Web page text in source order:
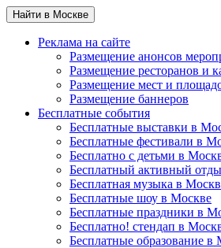
Найти в Москве
Реклама на сайте
Размещение анонсов
Размещение ресторанов и
Размещение мест и
Размещение баннеров
Бесплатные события
Бесплатные выставки в
Бесплатные фестивали в
Бесплатно с детьми в
Бесплатный активный
Бесплатная музыка в
Бесплатные шоу в Москве
Бесплатные праздники в
Бесплатно! стендап в
Бесплатные образование в